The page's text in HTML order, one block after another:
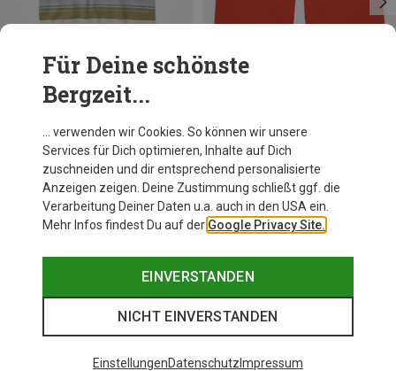
Du sparst 37%
Für Deine schönste
Bergzeit...
… verwenden wir Cookies. So können wir unsere
Services für Dich optimieren, Inhalte auf Dich
zuschneiden und dir entsprechend personalisierte
Anzeigen zeigen. Deine Zustimmung schließt ggf. die
Verarbeitung Deiner Daten u.a. auch in den USA ein.
Mehr Infos findest Du auf der Google Privacy Site.
EINVERSTANDEN
NICHT EINVERSTANDEN
EinstellungenDatenschutz Impressum